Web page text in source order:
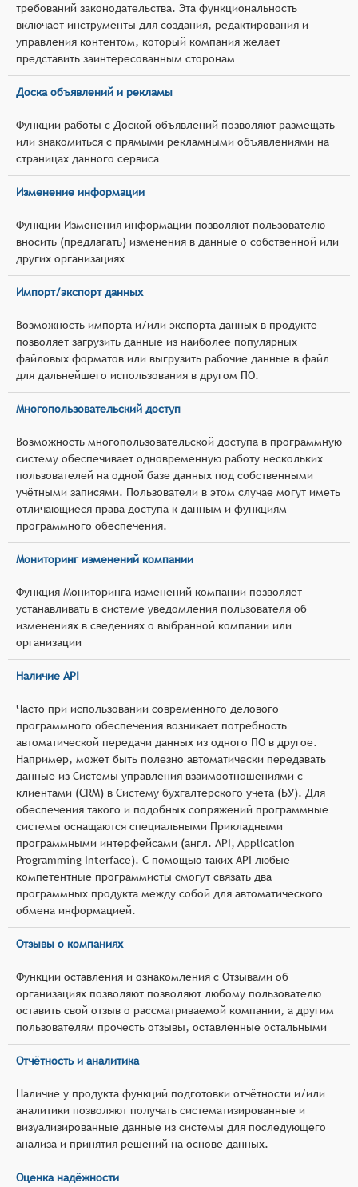
требований законодательства. Эта функциональность
включает инструменты для создания, редактирования и
управления контентом, который компания желает
представить заинтересованным сторонам
Доска объявлений и рекламы
Функции работы с Доской объявлений позволяют размещать
или знакомиться с прямыми рекламными объявлениями на
страницах данного сервиса
Изменение информации
Функции Изменения информации позволяют пользователю
вносить (предлагать) изменения в данные о собственной или
других организациях
Импорт/экспорт данных
Возможность импорта и/или экспорта данных в продукте
позволяет загрузить данные из наиболее популярных
файловых форматов или выгрузить рабочие данные в файл
для дальнейшего использования в другом ПО.
Многопользовательский доступ
Возможность многопользовательской доступа в программную
систему обеспечивает одновременную работу нескольких
пользователей на одной базе данных под собственными
учётными записями. Пользователи в этом случае могут иметь
отличающиеся права доступа к данным и функциям
программного обеспечения.
Мониторинг изменений компании
Функция Мониторинга изменений компании позволяет
устанавливать в системе уведомления пользователя об
изменениях в сведениях о выбранной компании или
организации
Наличие API
Часто при использовании современного делового
программного обеспечения возникает потребность
автоматической передачи данных из одного ПО в другое.
Например, может быть полезно автоматически передавать
данные из Системы управления взаимоотношениями с
клиентами (CRM) в Систему бухгалтерского учёта (БУ). Для
обеспечения такого и подобных сопряжений программные
системы оснащаются специальными Прикладными
программными интерфейсами (англ. API, Application
Programming Interface). С помощью таких API любые
компетентные программисты смогут связать два
программных продукта между собой для автоматического
обмена информацией.
Отзывы о компаниях
Функции оставления и ознакомления с Отзывами об
организациях позволяют позволяют любому пользователю
оставить свой отзыв о рассматриваемой компании, а другим
пользователям прочесть отзывы, оставленные остальными
Отчётность и аналитика
Наличие у продукта функций подготовки отчётности и/или
аналитики позволяют получать систематизированные и
визуализированные данные из системы для последующего
анализа и принятия решений на основе данных.
Оценка надёжности